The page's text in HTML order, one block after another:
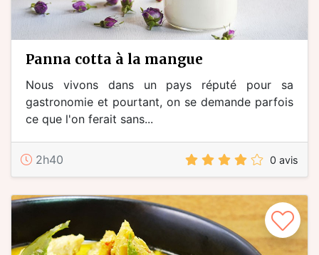
panna cotta à la mangue
Nous vivons dans un pays réputé pour sa
gastronomie et pourtant, on se demande parfois
ce que l'on ferait sans...
2h40 0 avis